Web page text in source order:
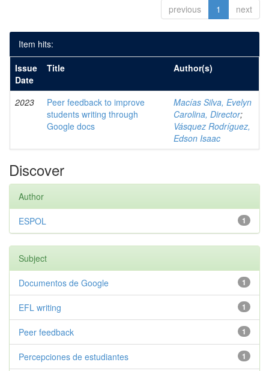
previous 1 next
Item hits:
Issue
Date
Title Author(s)
2023
Peer feedback to improve
students writing through
Google docs
Macías Silva, Evelyn
Carolina, Director;
Vásquez Rodríguez,
Edson Isaac
Discover
Author
1
ESPOL
Subject
1
Documentos de Google
1
EFL writing
1
Peer feedback
1
Percepciones de estudiantes